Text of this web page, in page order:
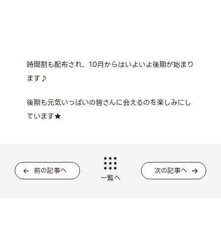
時間割も配布され、10月からはいよいよ後期が始まり
ます♪
後期も元気いっぱいの皆さんに会えるのを楽しみにし
ています★
前の記事へ
一覧へ
次の記事へ